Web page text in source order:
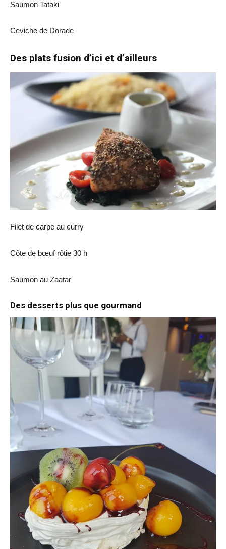
Saumon Tataki
Ceviche de Dorade
Des plats fusion d’ici et d’ailleurs
Filet de carpe au curry
Côte de bœuf rôtie 30 h
Saumon au Zaatar
Des desserts plus que gourmand